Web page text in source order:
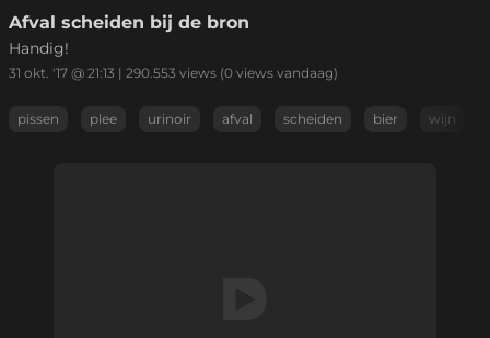
Link kopiëren
Afval scheiden bij de bron
Handig!
31 okt. '17 @ 21:13 | 290.553 views (0 views vandaag)
pissen plee urinoir afval scheiden bier wijn